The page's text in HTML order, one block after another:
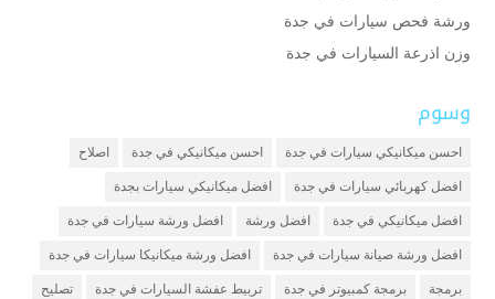
ورشة فحص سيارات في جدة
وزن اذرعة السيارات في جدة
وسوم
احسن ميكانيكي سيارات في جدة احسن ميكانيكي في جدة اصلاح
افضل كهربائي سيارات في جدة افضل ميكانيكي سيارات بجدة
افضل ميكانيكي في جدة افضل ورشة افضل ورشة سيارات في جدة
افضل ورشة صيانة سيارات في جدة افضل ورشة ميكانيكا سيارات في جدة
برمجة برمجة كمبيوتر في جدة تربيط عفشة السيارات في جدة تصليح